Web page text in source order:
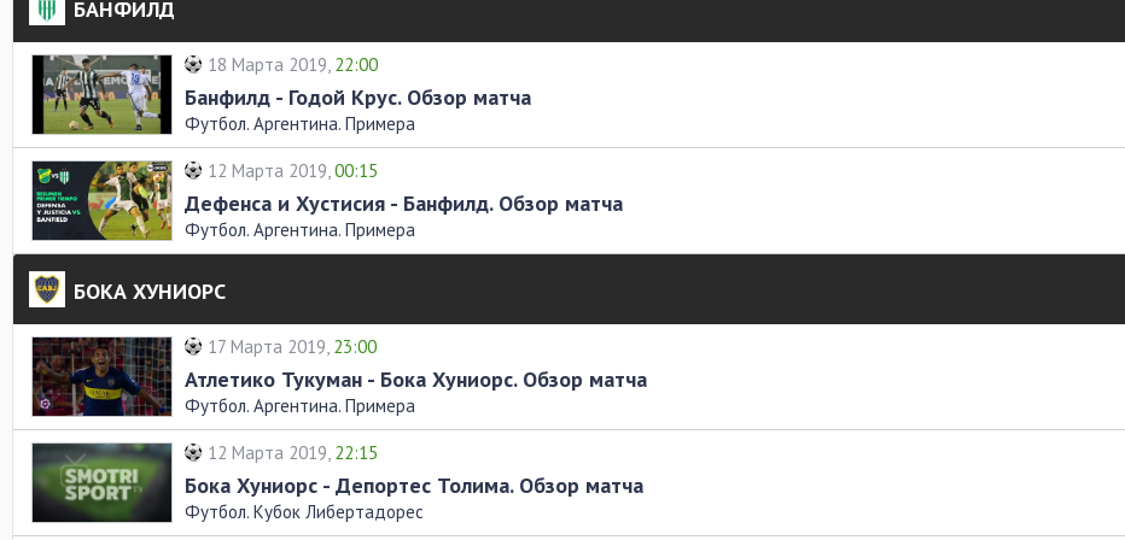
БАНФИЛД
18 Марта 2019, 22:00
Банфилд - Годой Крус. Обзор матча
Футбол. Аргентина. Примера
12 Марта 2019,00:15
Дефенса и Хустисия - Банфилд. Обзор матча
Футбол. Аргентина. Примера
БОКА ХУНИОРС
17 Марта 2019, 23:00
Атлетико Тукуман - Бока Хуниорс. Обзор матча
Футбол. Аргентина. Примера
12 Марта 2019, 22:15
Бока Хуниорс - Депортес Толима. Обзор матча
Футбол. Кубок Либертадорес